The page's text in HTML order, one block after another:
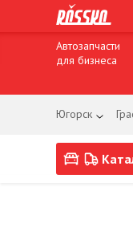
Автозапчасти
для бизнеса
Югорск